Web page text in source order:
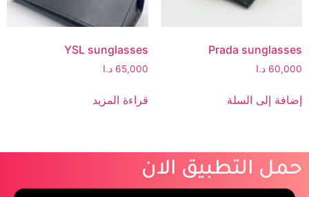
Prada sunglasses
60,000 د.ا
إضافة إلى السلة
YSL sunglasses
65,000 د.ا
قراءة المزيد
حمل التطبيق الان